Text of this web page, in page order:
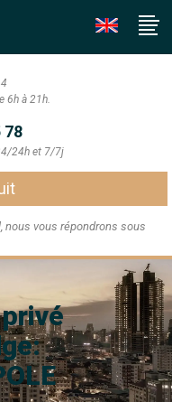
6h à 21h.
78
24h et 7/7j
nous vous répondrons sous